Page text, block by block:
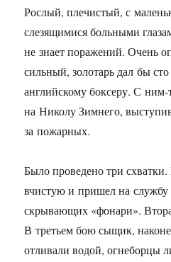
Рослый, плечистый, с
слезящимися больными
не знает поражений. Очень
сильный, золотарь дал бы
английскому боксеру. С ним-
на Николу Зимнего,
за пожарных.
Было проведено три
вчистую и пришел на службу
скрывающих «фонари».
В третьем бою сыщик,
отливали водой, огнеборцы